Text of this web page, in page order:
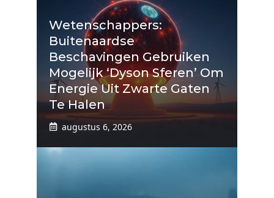
Wetenschappers:
Buitenaardse
Beschavingen Gebruiken
Mogelijk ‘Dyson Sferen’ Om
Energie Uit Zwarte Gaten
Te Halen
augustus 6, 2026